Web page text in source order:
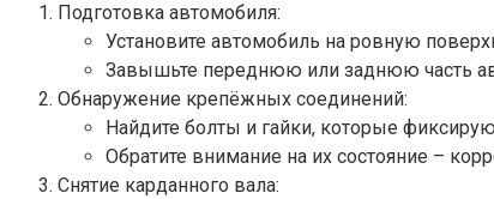
Подготовка автомобиля:
Установите автомобиль на ровную
Завышьте переднюю или заднюю часть
Обнаружение крепёжных соединений:
Найдите болты и гайки, которые
Обратите внимание на их состояние –
Снятие карданного вала: